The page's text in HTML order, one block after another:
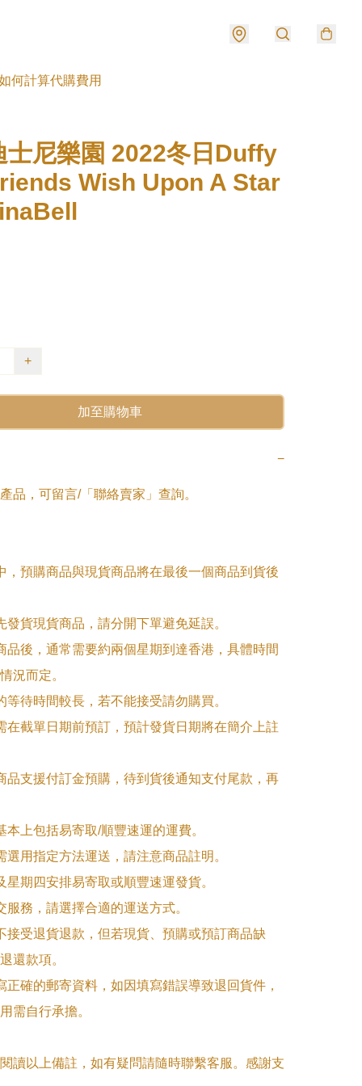
何計算代購費用
士尼樂園 2022冬日Duffy
Wish Upon A Star
+
加至購物車
−
品，可留言/「聯絡賣家」查詢。
，預購商品與現貨商品將在最後一個商品到貨後
發貨現貨商品，請分開下單避免延誤。
品後，通常需要約兩個星期到達香港，具體時間
況而定。
等待時間較長，若不能接受請勿購買。
在截單日期前預訂，預計發貨日期將在簡介上註
品支援付訂金預購，待到貨後通知支付尾款，再
本上包括易寄取/順豐速運的運費。
選用指定方法運送，請注意商品註明。
星期四安排易寄取或順豐速運發貨。
服務，請選擇合適的運送方式。
接受退貨退款，但若現貨、預購或預訂商品缺
還款項。
正確的郵寄資料，如因填寫錯誤導致退回貨件，
需自行承擔。
讀以上備註，如有疑問請隨時聯繫客服。感謝支